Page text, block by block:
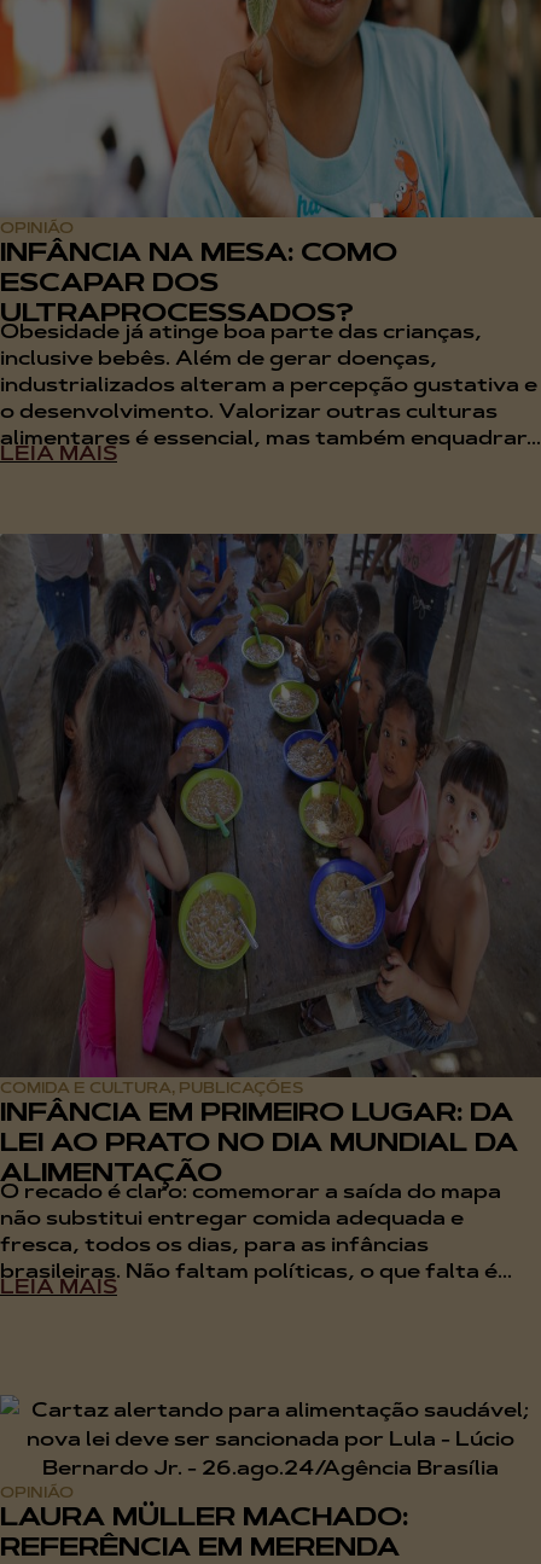
OPINIÃO
INFÂNCIA NA MESA: COMO
ESCAPAR DOS
ULTRAPROCESSADOS?
Obesidade já atinge boa parte das crianças,
inclusive bebês. Além de gerar doenças,
industrializados alteram a percepção gustativa e
o desenvolvimento. Valorizar outras culturas
alimentares é essencial, mas também enquadrar...
LEIA MAIS
COMIDA E CULTURA, PUBLICAÇÕES
INFÂNCIA EM PRIMEIRO LUGAR: DA
LEI AO PRATO NO DIA MUNDIAL DA
ALIMENTAÇÃO
O recado é claro: comemorar a saída do mapa
não substitui entregar comida adequada e
fresca, todos os dias, para as infâncias
brasileiras. Não faltam políticas, o que falta é...
LEIA MAIS
OPINIÃO
LAURA MÜLLER MACHADO:
REFERÊNCIA EM MERENDA